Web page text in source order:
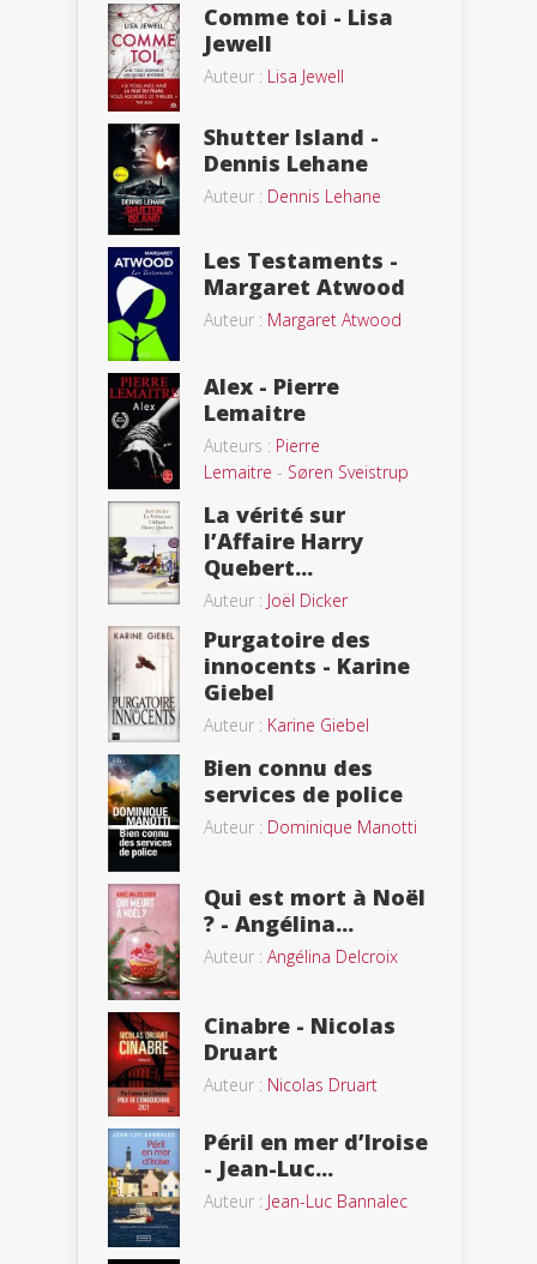
Comme toi - Lisa
Jewell
Auteur : Lisa Jewell
Shutter Island -
Dennis Lehane
Auteur : Dennis Lehane
Les Testaments -
Margaret Atwood
Auteur : Margaret Atwood
Alex - Pierre
Lemaitre
Auteurs : Pierre
Lemaitre - Søren Sveistrup
La vérité sur
l’Affaire Harry
Quebert...
Auteur : Joël Dicker
Purgatoire des
innocents - Karine
Giebel
Auteur : Karine Giebel
Bien connu des
services de police
Auteur : Dominique Manotti
Qui est mort à Noël
? - Angélina...
Auteur : Angélina Delcroix
Cinabre - Nicolas
Druart
Auteur : Nicolas Druart
Péril en mer d’Iroise
- Jean-Luc...
Auteur : Jean-Luc Bannalec